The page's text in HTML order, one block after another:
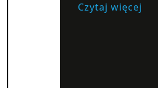
Czytaj więcej